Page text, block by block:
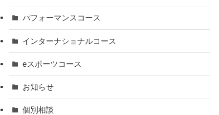
パフォーマンスコース
インターナショナルコース
eスポーツコース
お知らせ
個別相談